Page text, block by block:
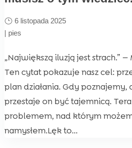
6 listopada 2025
| pies
„Największą iluzją jest strach.”
Ten cytat pokazuje nasz cel:
plan działania. Gdy poznajemy,
przestaje on być tajemnicą.
problemem, nad którym
namysłem.Lęk to...